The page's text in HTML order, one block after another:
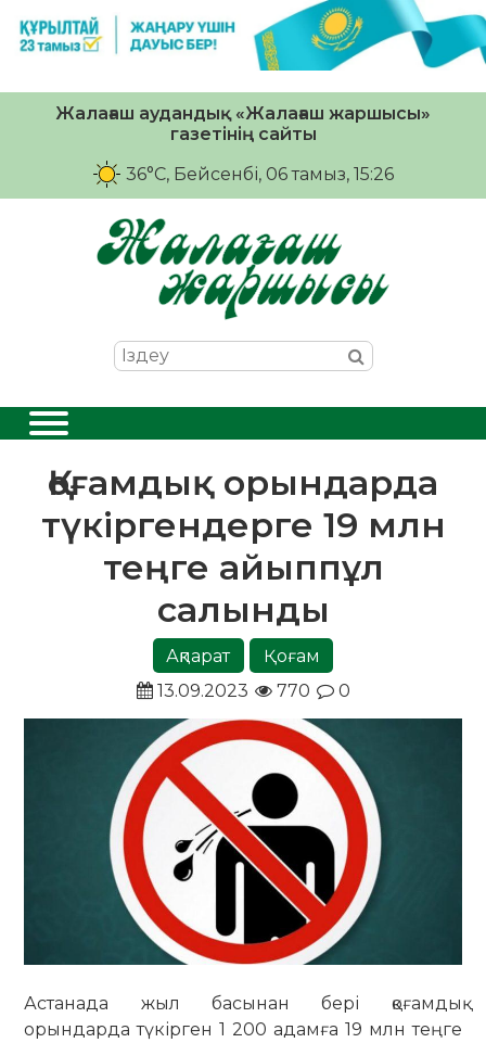
Жалағаш аудандық «Жалағаш жаршысы»
газетінің сайты
36°C, Бейсенбі, 06 тамыз, 15:26
Қоғамдық орындарда
түкіргендерге 19 млн
теңге айыппұл
салынды
Ақпарат
Қоғам
13.09.2023
770 0
Астанада жыл басынан бері қоғамдық
орындарда түкірген 1 200 адамға 19 млн теңге